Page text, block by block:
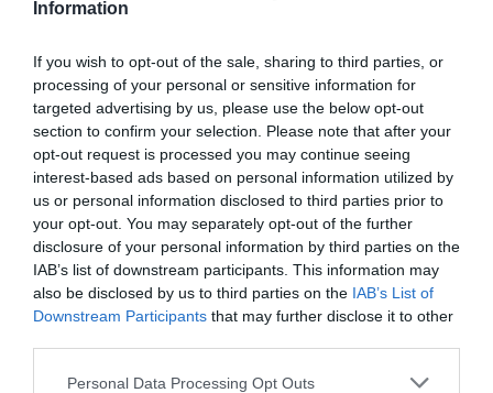
Information
If you wish to opt-out of the sale, sharing to third parties, or
processing of your personal or sensitive information for
targeted advertising by us, please use the below opt-out
section to confirm your selection. Please note that after your
opt-out request is processed you may continue seeing
interest-based ads based on personal information utilized by
us or personal information disclosed to third parties prior to
your opt-out. You may separately opt-out of the further
disclosure of your personal information by third parties on the
IAB’s list of downstream participants. This information may
also be disclosed by us to third parties on the IAB’s List of
Downstream Participants that may further disclose it to other
Please note that this website/app uses one or more Google
Personal Data Processing Opt Outs
Τουρισμός για Όλους 2026-2027:
Ποιοι ΑΦΜ μπορούν να
καταθέσουν σήμερα αίτηση
06.08.2026 | 11:30
Φίδι έκανε βόλτες σε αυλή
σπιτιού στην Εύβοια – Εικόνες
06.08.2026 | 11:15
Γνωρίστε τα αρχαιολογικά
ευρήματα της Εύβοιας! Δείτε τα
Όλες οι τελευταίες ειδήσεις
ΠΕΡΙΣΣΟΤΕΡΑ ΑΠΟ ΚΟΙΝΩΝΙΑ